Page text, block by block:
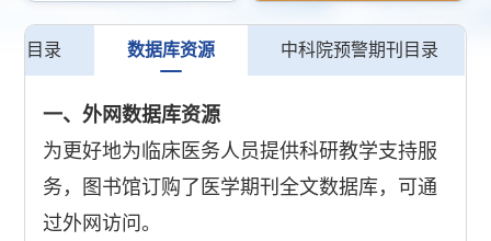
刊目录 数据库资源 中科院预警期刊目录
一、外网数据库资源
为更好地为临床医务人员提供科研教学支持服
务，图书馆订购了医学期刊全文数据库，可通
过外网访问。